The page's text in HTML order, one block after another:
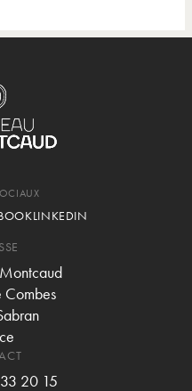
LINKEDIN
Combes
20 15